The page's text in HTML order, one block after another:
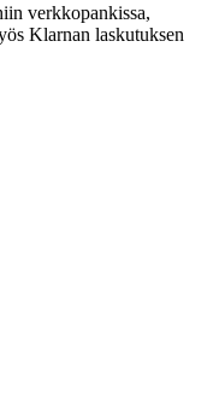
verkkopankissa,
Klarnan laskutuksen